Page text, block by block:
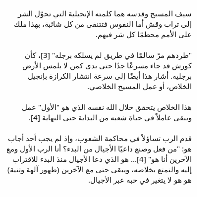
سيف المسيح وقدسه هما كلمته الإنجيلية التي تحوّل الشر
إلى تراب وقش أما النفوس فتتنقى من كل شائبة، بهذا ملك
على الأمم محطمًا كل شر فيهم.
"طردهم مرّ سالمًا في طريق لم يسلكه برجله" [3]، كأن
كورش قد جاء مسرعًا جدًا حتى بدى كمن لا يلمس الأرض
برجليه. أشار هذا أيضًا إلى سرعة انتشار الكرازة بإنجيل
الخلاص، أو عمل المسيح الخلاصي.
هذا الخلاص يتحقق خلال الله نفسه الذي هو "الأول" عمل
ويبقى عاملاً في حياة شعبه من البداية حتى النهاية [4].
قدم الرب تساؤلاً في محاكمة الشعوب، وإذ لم يجب أحد أجاب
هو: "من فعل وصنع داعيًا الأجيال من البدء؟ أنا الرب الأول ومع
الآخرين أنا هو" [4]... هو الذي دعا الأجيال منذ البدء للاقتراب
إليه والتمتع بخلاصه، ويبقى حتى مع الآخرين (ظهور آلهة وثنية)
هو هو لا يتغير في حبه عبر الأجيال.